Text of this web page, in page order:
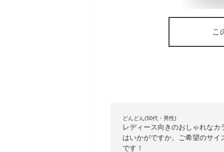
こ
どんどん(50代・男性)
レディース向きのおしゃれな
はいかがですか。ご希望のサ
です！